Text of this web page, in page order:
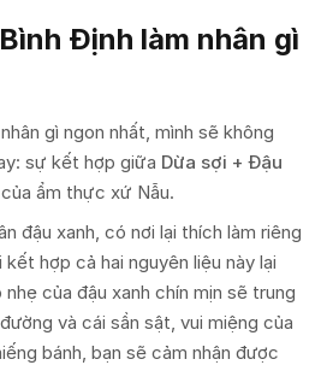
Định làm nhân gì
gì ngon nhất, mình sẽ không
sự kết hợp giữa Dừa sợi + Đậu
ẩm thực xứ Nẫu.
đậu xanh, có nơi lại thích làm riêng
hợp cả hai nguyên liệu này lại
của đậu xanh chín mịn sẽ trung
và cái sần sật, vui miệng của
bánh, bạn sẽ cảm nhận được